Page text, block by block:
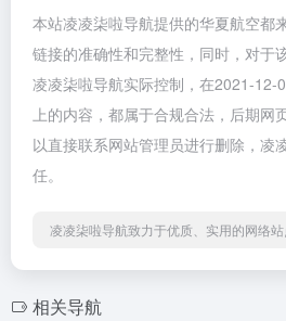
本站凌凌柒啦导航提供的华夏航空都
链接的准确性和完整性，同时，对于
凌凌柒啦导航实际控制，在2021-12-
上的内容，都属于合规合法，后期网
以直接联系网站管理员进行删除，凌
任。
凌凌柒啦导航致力于优质、实用的网络站
相关导航